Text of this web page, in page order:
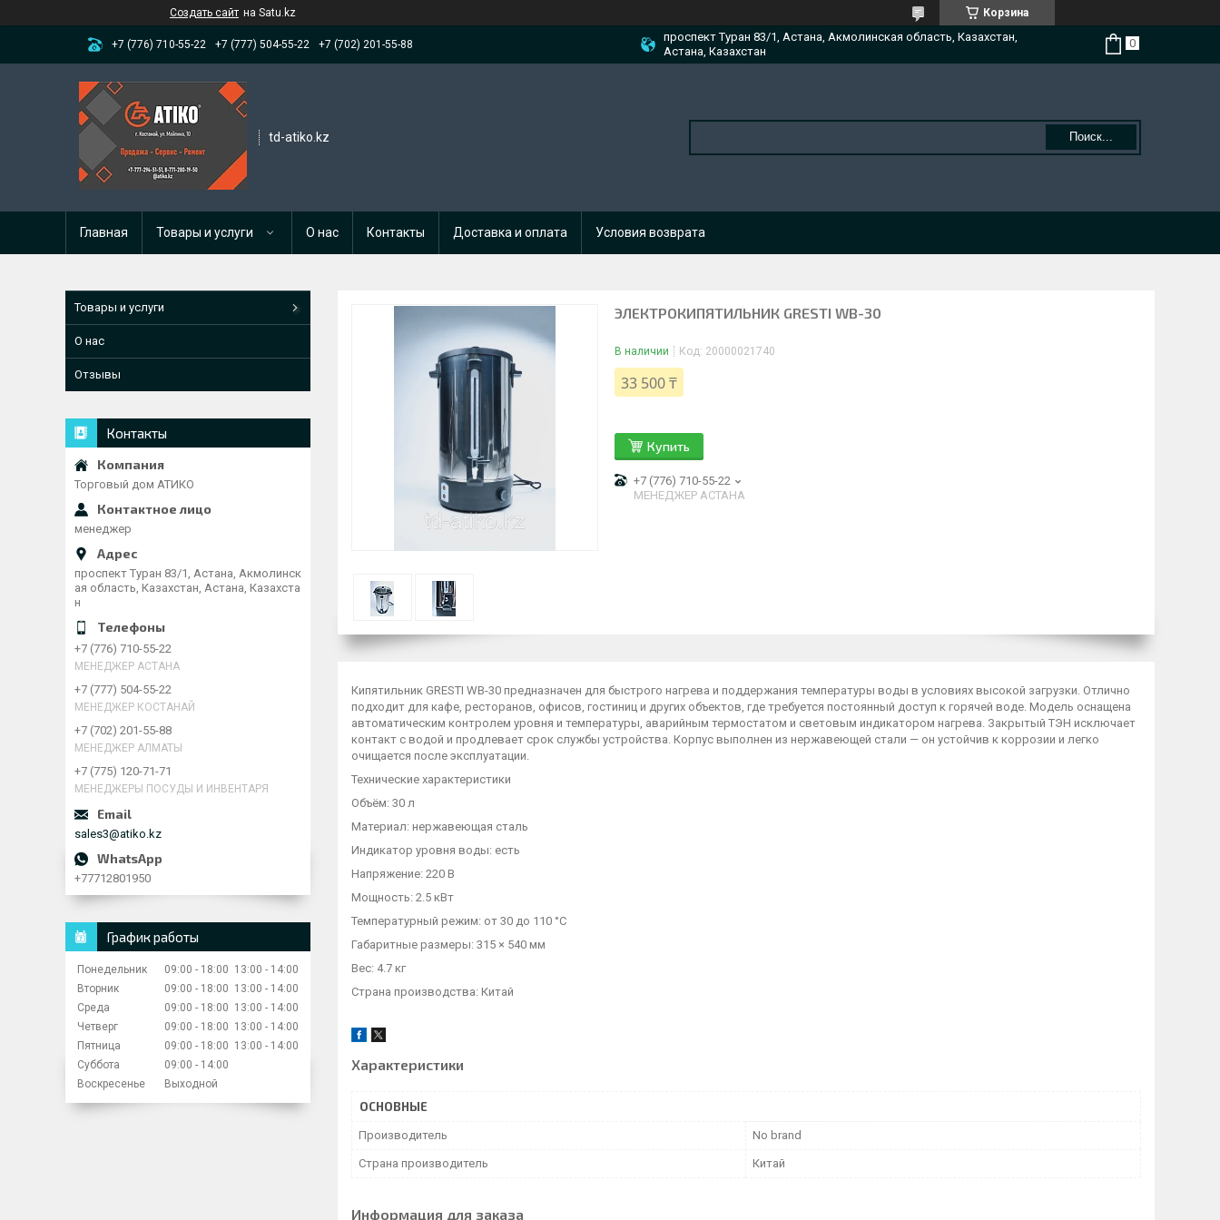
Создать сайт на Satu.kz Корзина
+7 (776) 710-55-22 +7 (777) 504-55-22 +7 (702) 201-55-88
проспект Туран 83/1, Астана, Акмолинская область, Казахстан,
Астана, Казахстан
td-atiko.kz Поиск...
Главная Товары и услуги О нас Контакты Доставка и оплата Условия возврата
ЭЛЕКТРОКИПЯТИЛЬНИК GRESTI WB-30
В наличии Код: 20000021740
33 500 ₸
Купить
+7 (776) 710-55-22
МЕНЕДЖЕР АСТАНА
Кипятильник GRESTI WB-30 предназначен для быстрого нагрева и поддержания температуры воды в условиях высокой загрузки. Отлично
подходит для кафе, ресторанов, офисов, гостиниц и других объектов, где требуется постоянный доступ к горячей воде. Модель оснащена
автоматическим контролем уровня и температуры, аварийным термостатом и световым индикатором нагрева. Закрытый ТЭН исключает
контакт с водой и продлевает срок службы устройства. Корпус выполнен из нержавеющей стали — он устойчив к коррозии и легко
очищается после эксплуатации.
Технические характеристики
Объём: 30 л
Материал: нержавеющая сталь
Индикатор уровня воды: есть
Напряжение: 220 В
Мощность: 2.5 кВт
Температурный режим: от 30 до 110 °С
Габаритные размеры: 315 × 540 мм
Вес: 4.7 кг
Страна производства: Китай
Характеристики
ОСНОВНЫЕ
Производитель No brand
Страна производитель Китай
Информация для заказа
Товары и услуги
О нас
Отзывы
Контакты
Торговый дом АТИКО
менеджер
проспект Туран 83/1, Астана, Акмолинск
ая область, Казахстан, Астана, Казахста
н
+7 (776) 710-55-22
МЕНЕДЖЕР АСТАНА
+7 (777) 504-55-22
МЕНЕДЖЕР КОСТАНАЙ
+7 (702) 201-55-88
МЕНЕДЖЕР АЛМАТЫ
+7 (775) 120-71-71
МЕНЕДЖЕРЫ ПОСУДЫ И ИНВЕНТАРЯ
sales3@atiko.kz
+77712801950
График работы
Понедельник 09:00 18:00 13:00
14:00
Вторник
09:00 18:00 13:00
14:00
Среда
09:00 18:00 13:00
14:00
Четверг
09:00 18:00 13:00
14:00
Пятница
09:00 18:00 13:00
14:00
Суббота
09:00
14:00
Воскресенье
Выходной